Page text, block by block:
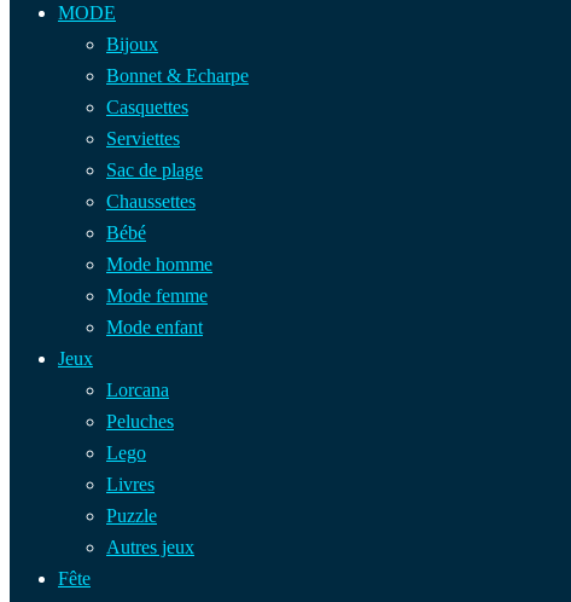
MODE
Bijoux
Bonnet & Echarpe
Casquettes
Serviettes
Sac de plage
Chaussettes
Bébé
Mode homme
Mode femme
Mode enfant
Jeux
Lorcana
Peluches
Lego
Livres
Puzzle
Autres jeux
Fête